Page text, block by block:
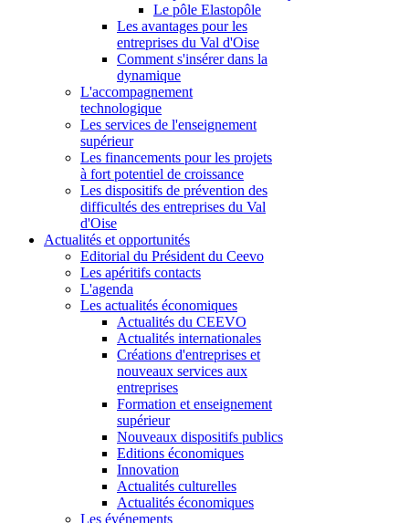
Le pôle Elastopôle
Les avantages pour les
entreprises du Val d'Oise
Comment s'insérer dans la
dynamique
L'accompagnement
technologique
Les services de l'enseignement
supérieur
Les financements pour les projets
à fort potentiel de croissance
Les dispositifs de prévention des
difficultés des entreprises du Val
d'Oise
Actualités et opportunités
Editorial du Président du Ceevo
Les apéritifs contacts
L'agenda
Les actualités économiques
Actualités du CEEVO
Actualités internationales
Créations d'entreprises et
nouveaux services aux
entreprises
Formation et enseignement
supérieur
Nouveaux dispositifs publics
Editions économiques
Innovation
Actualités culturelles
Actualités économiques
Les événements